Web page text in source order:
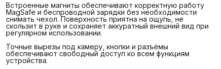
Встроенные магниты обеспечивают корректную работу
MagSafe и беспроводной зарядки без необходимости
снимать чехол. Поверхность приятна на ощупь, не
скользит в руке и сохраняет аккуратный внешний вид при
регулярном использовании.
Точные вырезы под камеру, кнопки и разъёмы
обеспечивают свободный доступ ко всем функциям
устройства.